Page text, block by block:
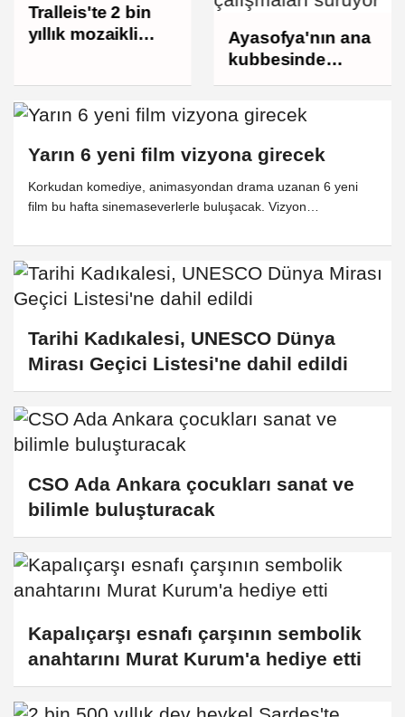
Tralleis'te 2 bin
yıllık mozaikli
Ayasofya'nın ana
kubbesinde
restorasyon
çalışmaları
sürüyor
Yarın 6 yeni film vizyona girecek
Korkudan komediye, animasyondan drama uzanan 6 yeni
film bu hafta sinemaseverlerle buluşacak. Vizyon
da yer alıyor.
Tarihi Kadıkalesi, UNESCO Dünya
Mirası Geçici Listesi'ne dahil edildi
CSO Ada Ankara çocukları sanat ve
bilimle buluşturacak
Kapalıçarşı esnafı çarşının sembolik
anahtarını Murat Kurum'a hediye etti